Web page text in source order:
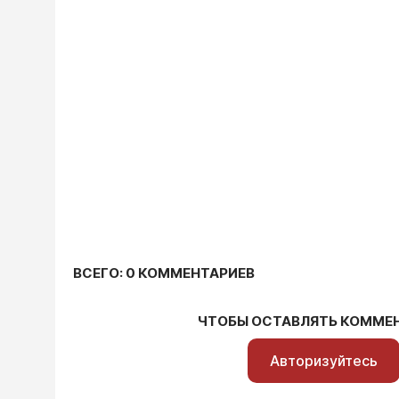
ВСЕГО: 0 КОММЕНТАРИЕВ
ЧТОБЫ ОСТАВЛЯТЬ
Авторизуйтесь